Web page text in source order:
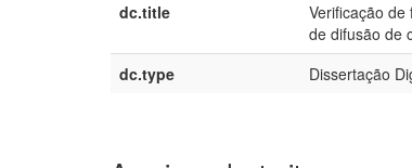
dc.title
Verificação
de difusão de
dc.type Dissertação